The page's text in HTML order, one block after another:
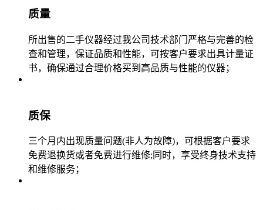
质量
所出售的二手仪器经过我公司技术部门严格与完善的检
查和管理，保证品质和性能，可按客户要求出具计量证
书，确保通过合理价格买到高品质与性能的仪器；
质保
三个月内出现质量问题(非人为故障)，可根据客户要求
免费退换货或者免费进行维修;同时，享受终身技术支持
和维修服务；